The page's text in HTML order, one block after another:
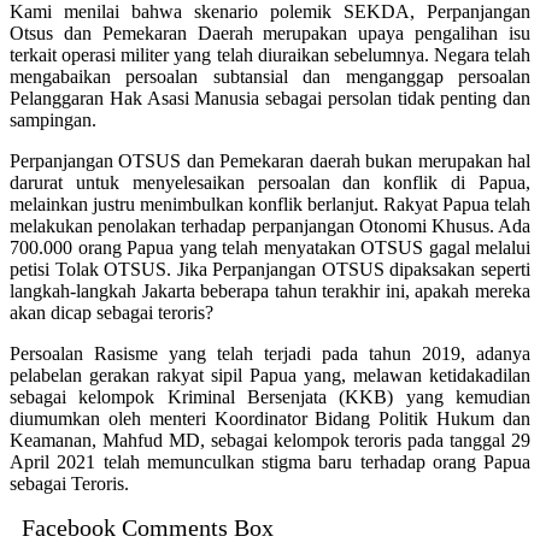
Kami menilai bahwa skenario polemik SEKDA, Perpanjangan
Otsus dan Pemekaran Daerah merupakan upaya pengalihan isu
terkait operasi militer yang telah diuraikan sebelumnya. Negara telah
mengabaikan persoalan subtansial dan menganggap persoalan
Pelanggaran Hak Asasi Manusia sebagai persolan tidak penting dan
sampingan.
Perpanjangan OTSUS dan Pemekaran daerah bukan merupakan hal
darurat untuk menyelesaikan persoalan dan konflik di Papua,
melainkan justru menimbulkan konflik berlanjut. Rakyat Papua telah
melakukan penolakan terhadap perpanjangan Otonomi Khusus. Ada
700.000 orang Papua yang telah menyatakan OTSUS gagal melalui
petisi Tolak OTSUS. Jika Perpanjangan OTSUS dipaksakan seperti
langkah-langkah Jakarta beberapa tahun terakhir ini, apakah mereka
akan dicap sebagai teroris?
Persoalan Rasisme yang telah terjadi pada tahun 2019, adanya
pelabelan gerakan rakyat sipil Papua yang, melawan ketidakadilan
sebagai kelompok Kriminal Bersenjata (KKB) yang kemudian
diumumkan oleh menteri Koordinator Bidang Politik Hukum dan
Keamanan, Mahfud MD, sebagai kelompok teroris pada tanggal 29
April 2021 telah memunculkan stigma baru terhadap orang Papua
sebagai Teroris.
Facebook Comments Box